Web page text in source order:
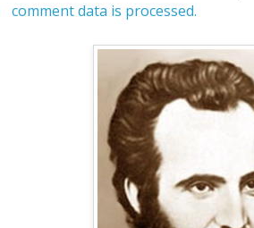
comment data is processed.